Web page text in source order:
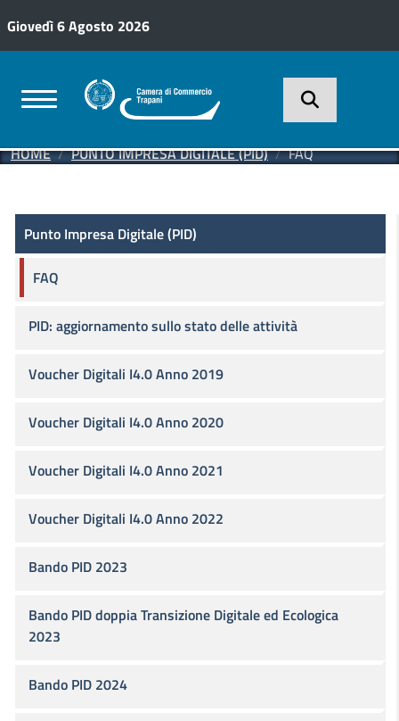
Giovedì 6 Agosto 2026
HOME PUNTO IMPRESA DIGITALE (PID) FAQ
Punto Impresa Digitale (PID)
Punto Impresa Digitale (PID)
FAQ
PID: aggiornamento sullo stato delle attività
Voucher Digitali I4.0 Anno 2019
Voucher Digitali I4.0 Anno 2020
Voucher Digitali I4.0 Anno 2021
Voucher Digitali I4.0 Anno 2022
Bando PID 2023
Bando PID doppia Transizione Digitale ed Ecologica
2023
Bando PID 2024